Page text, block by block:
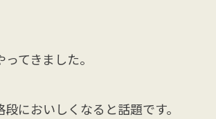
てきました。
においしくなると話題です。